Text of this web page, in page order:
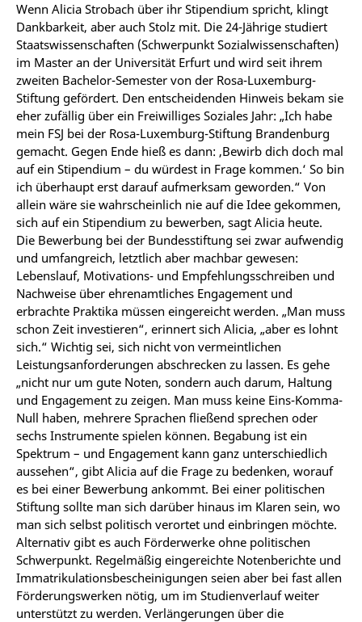
Wenn Alicia Strobach über ihr Stipendium spricht, klingt
Dankbarkeit, aber auch Stolz mit. Die 24-Jährige studiert
Staatswissenschaften (Schwerpunkt Sozialwissenschaften)
im Master an der Universität Erfurt und wird seit ihrem
zweiten Bachelor-Semester von der Rosa-Luxemburg-
Stiftung gefördert. Den entscheidenden Hinweis bekam sie
eher zufällig über ein Freiwilliges Soziales Jahr: „Ich habe
mein FSJ bei der Rosa-Luxemburg-Stiftung Brandenburg
gemacht. Gegen Ende hieß es dann: ‚Bewirb dich doch mal
auf ein Stipendium – du würdest in Frage kommen.‘ So bin
ich überhaupt erst darauf aufmerksam geworden.“ Von
allein wäre sie wahrscheinlich nie auf die Idee gekommen,
sich auf ein Stipendium zu bewerben, sagt Alicia heute.
Die Bewerbung bei der Bundesstiftung sei zwar aufwendig
und umfangreich, letztlich aber machbar gewesen:
Lebenslauf, Motivations- und Empfehlungsschreiben und
Nachweise über ehrenamtliches Engagement und
erbrachte Praktika müssen eingereicht werden. „Man muss
schon Zeit investieren“, erinnert sich Alicia, „aber es lohnt
sich.“ Wichtig sei, sich nicht von vermeintlichen
Leistungsanforderungen abschrecken zu lassen. Es gehe
„nicht nur um gute Noten, sondern auch darum, Haltung
und Engagement zu zeigen. Man muss keine Eins-Komma-
Null haben, mehrere Sprachen fließend sprechen oder
sechs Instrumente spielen können. Begabung ist ein
Spektrum – und Engagement kann ganz unterschiedlich
aussehen“, gibt Alicia auf die Frage zu bedenken, worauf
es bei einer Bewerbung ankommt. Bei einer politischen
Stiftung sollte man sich darüber hinaus im Klaren sein, wo
man sich selbst politisch verortet und einbringen möchte.
Alternativ gibt es auch Förderwerke ohne politischen
Schwerpunkt. Regelmäßig eingereichte Notenberichte und
Immatrikulationsbescheinigungen seien aber bei fast allen
Förderungswerken nötig, um im Studienverlauf weiter
unterstützt zu werden. Verlängerungen über die